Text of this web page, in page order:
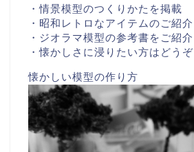
・情景模型のつくりかたを掲載
・昭和レトロなアイテムのご紹介
・ジオラマ模型の参考書をご紹介
・懐かしさに浸りたい方はどうぞ
懐かしい模型の作り方